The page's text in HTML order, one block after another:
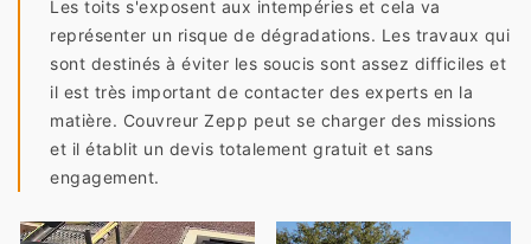
Les toits s'exposent aux intempéries et cela va
représenter un risque de dégradations. Les travaux qui
sont destinés à éviter les soucis sont assez difficiles et
il est très important de contacter des experts en la
matière. Couvreur Zepp peut se charger des missions
et il établit un devis totalement gratuit et sans
engagement.